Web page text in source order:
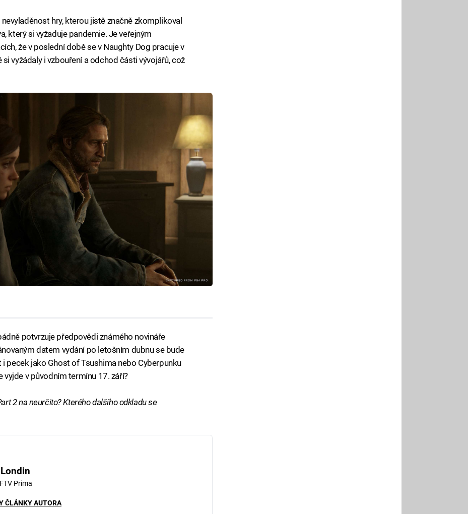
hry, kterou jistě značně zkomplikoval
který si vyžaduje pandemie. Je veřejným
že v poslední době se v Naughty Dog pracuje v
vyžádaly i vzbouření a odchod části vývojářů, což
potvrzuje předpovědi známého novináře
datem vydání po letošním dubnu se bude
pecek jako Ghost of Tsushima nebo Cyberpunku
v původním termínu 17. září?
2 na neurčito? Kterého dalšího odkladu se
Prima
ČLÁNKY AUTORA